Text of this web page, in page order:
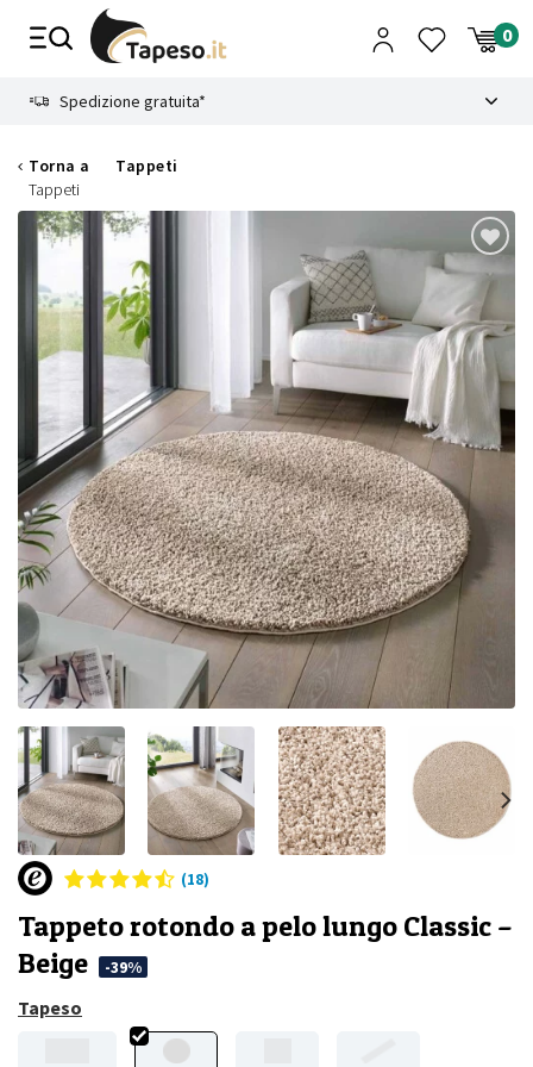
Spedizione gratuita*
Torna a
Tappeti
Tappeti
(18)
Tappeto rotondo a pelo lungo Classic –
Beige
-39%
Tapeso